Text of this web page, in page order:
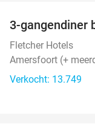
3-gangendiner
Fletcher Hotels
Amersfoort (+
Verkocht: 13.749